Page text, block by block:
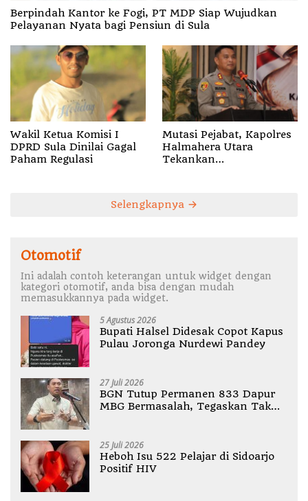
Berpindah Kantor ke Fogi, PT MDP Siap Wujudkan
Pelayanan Nyata bagi Pensiun di Sula
Wakil Ketua Komisi I
DPRD Sula Dinilai Gagal
Paham Regulasi
Mutasi Pejabat, Kapolres
Halmahera Utara
Tekankan
Selengkapnya
Otomotif
Ini adalah contoh keterangan untuk widget dengan
kategori otomotif, anda bisa dengan mudah
memasukkannya pada widget.
5 Agustus 2026
Bupati Halsel Didesak Copot Kapus
Pulau Joronga Nurdewi Pandey
27 Juli 2026
BGN Tutup Permanen 833 Dapur
MBG Bermasalah, Tegaskan Tak
25 Juli 2026
Heboh Isu 522 Pelajar di Sidoarjo
Positif HIV